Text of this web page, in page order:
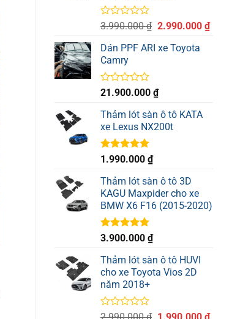
Được
hạng
0
5
sao
3.990.000₫ Giá
là:
2.990.000 ₫Giá
Dán PPF ARI xe Toyota
Camry
Được
hạng
0
5
sao
21.900.000 ₫
Thảm lót sàn ô tô KATA
xe Lexus NX200t
Được xếp
5 sao
1.990.000 ₫
Thảm lót sàn ô tô 3D
KAGU Maxpider cho xe
BMW X6 F16 (2015-2020)
Được xếp
5 sao
3.900.000 ₫
Thảm lót sàn ô tô HUVI
cho xe Toyota Vios 2D
năm 2018+
Được
Giá
Giá